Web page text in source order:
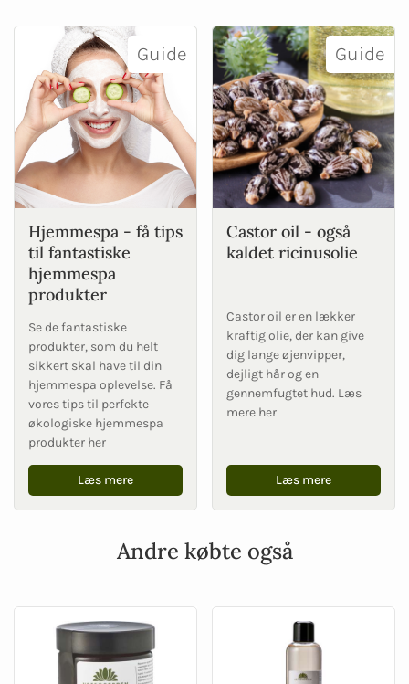
Guide
Hjemmespa - få tips
til fantastiske
hjemmespa
produkter
Se de fantastiske
produkter, som du helt
sikkert skal have til din
hjemmespa oplevelse. Få
vores tips til perfekte
økologiske hjemmespa
produkter her
Læs mere
Guide
Castor oil - også
kaldet ricinusolie
Castor oil er en lækker
kraftig olie, der kan give
dig lange øjenvipper,
dejligt hår og en
gennemfugtet hud. Læs
mere her
Læs mere
Andre købte også